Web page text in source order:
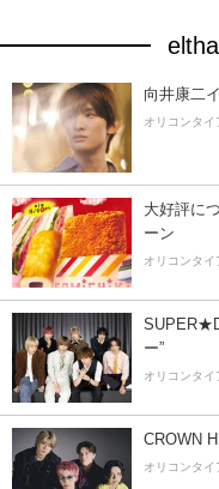
向井康二
オリコンタイ
大好評に
ーン
オリコンタイ
ー”
オリコンタイ
CROWN
オリコンタイ